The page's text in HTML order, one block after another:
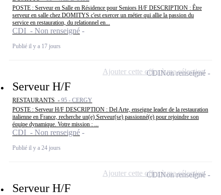
POSTE : Serveur en Salle en Résidence pour Seniors H/F DESCRIPTION : Être
serveur en salle chez DOMITYS c'est exercer un métier qui allie la passion du
service en restauration, du relationnel en...
CDI - Non renseigné
Publié il y a 17 jours
Serveur H/F
RESTAURANTS - 95 - CERGY
POSTE : Serveur H/F DESCRIPTION : Del Arte, enseigne leader de la restauration
italienne en France, recherche un(e) Serveur(se) passionné(e) pour rejoindre son
équipe dynamique. Votre mission : ...
CDI - Non renseigné
Publié il y a 24 jours
CDINon renseigné
Ajouter cette offre à ma sélection
Serveur H/F
CDINon renseigné
Ajouter cette offre à ma sélection